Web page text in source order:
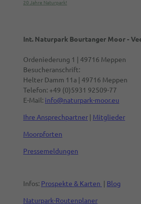
20 Jahre Naturpark!
Int. Naturpark Bourtanger Moor -
Ordeniederung 1 | 49716 Meppen
Besucheranschrift:
Helter Damm 11a | 49716 Meppen
Telefon: +49 (0)5931 92509-77
E-Mail: info@naturpark-moor.eu
Ihre Ansprechpartner | Mitglieder
Moorpforten
Pressemeldungen
Infos: Prospekte & Karten | Blog
Naturpark-Routenplaner